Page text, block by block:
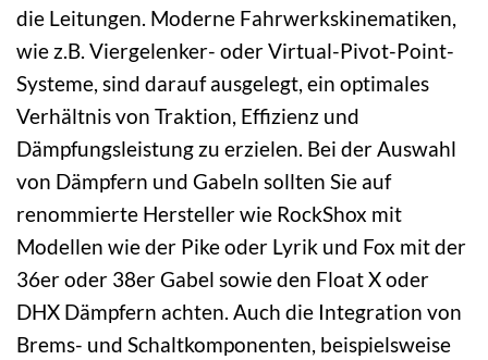
die Leitungen. Moderne Fahrwerkskinematiken,
wie z.B. Viergelenker- oder Virtual-Pivot-Point-
Systeme, sind darauf ausgelegt, ein optimales
Verhältnis von Traktion, Effizienz und
Dämpfungsleistung zu erzielen. Bei der Auswahl
von Dämpfern und Gabeln sollten Sie auf
renommierte Hersteller wie RockShox mit
Modellen wie der Pike oder Lyrik und Fox mit der
36er oder 38er Gabel sowie den Float X oder
DHX Dämpfern achten. Auch die Integration von
Brems- und Schaltkomponenten, beispielsweise